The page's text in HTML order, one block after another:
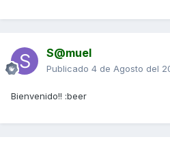
S@muel
Publicado 4 de Agosto del
Bienvenido!! :beer